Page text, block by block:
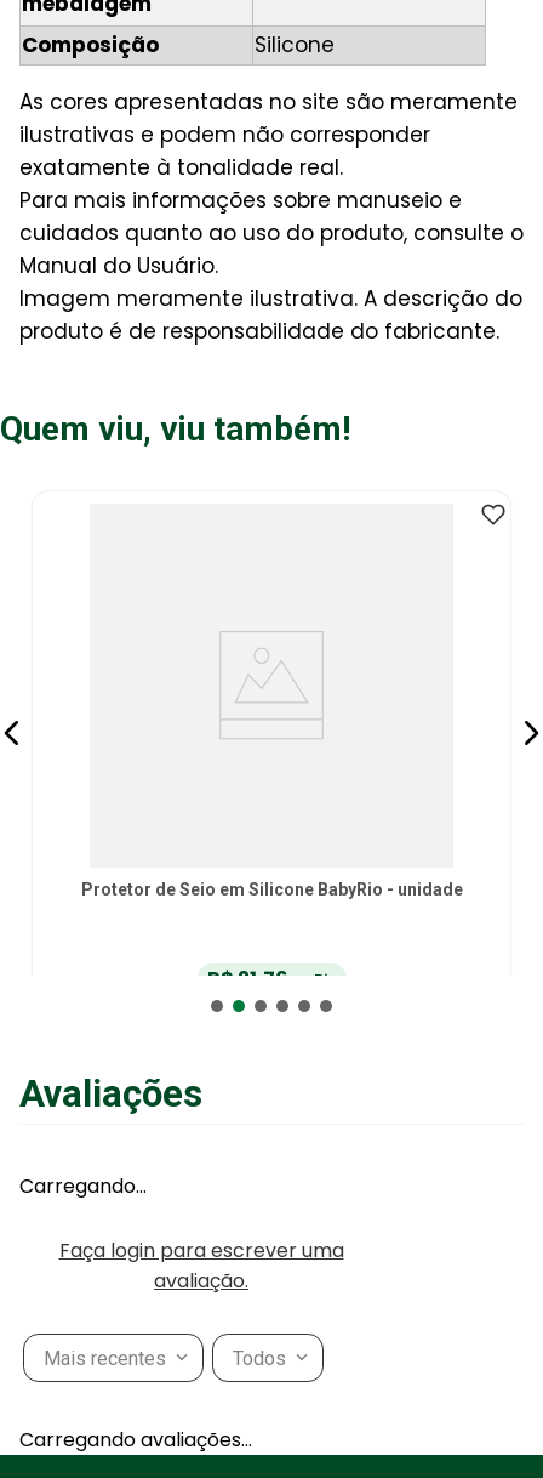
Composição
Silicone
As cores apresentadas no site são meramente
ilustrativas e podem não corresponder
exatamente à tonalidade real.
Para mais informações sobre manuseio e
cuidados quanto ao uso do produto, consulte o
Manual do Usuário.
Imagem meramente ilustrativa. A descrição do
produto é de responsabilidade do fabricante.
Quem viu, viu também!
Protetor de Seio em Silicone BabyRio - unidade
R$21,76no Pix
R$ 22 ,90em até
Adicionar ao Carrinho
Avaliações
Carregando…
Faça login para escrever uma
avaliação.
Mais recentes Todos
Carregando avaliações…